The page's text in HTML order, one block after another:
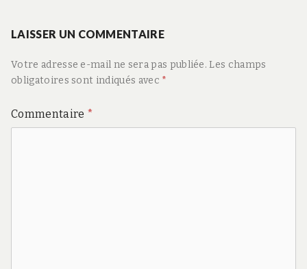
LAISSER UN COMMENTAIRE
Votre adresse e-mail ne sera pas publiée. Les champs
obligatoires sont indiqués avec *
Commentaire *